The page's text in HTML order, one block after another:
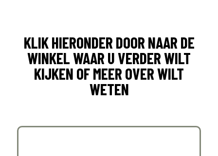
KLIK HIERONDER DOOR NAAR DE
WINKEL WAAR U VERDER WILT
KIJKEN OF MEER OVER WILT
WETEN